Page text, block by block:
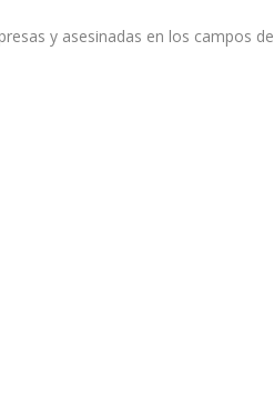
y asesinadas en los campos de